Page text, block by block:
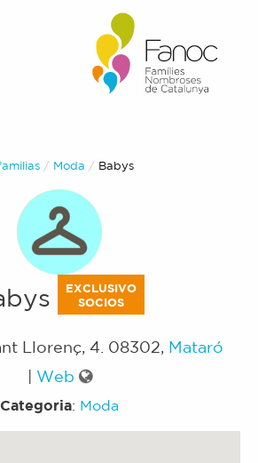
Moda Actual:
Babys
EXCLUSIVO
SOCIOS
Llorenç, 4 08302 Mataró
| Web
Categoria: Moda